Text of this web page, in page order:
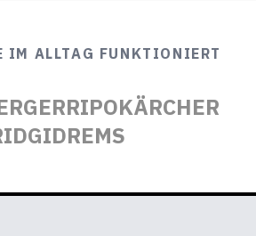
IM ALLTAG FUNKTIONIERT
RIPOKÄRCHER
REMS